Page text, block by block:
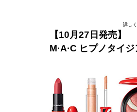
詳し
【10月27日発売】
M·A·C ヒプノタイ